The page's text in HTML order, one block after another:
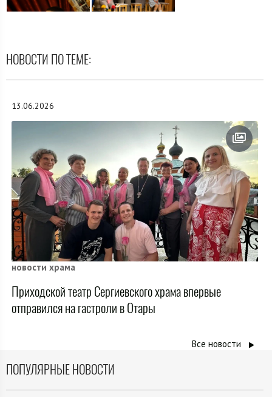
НОВОСТИ ПО ТЕМЕ:
13.06.2026
новости храма
Приходской театр Сергиевского храма впервые
отправился на гастроли в Отары
Все новости
ПОПУЛЯРНЫЕ НОВОСТИ